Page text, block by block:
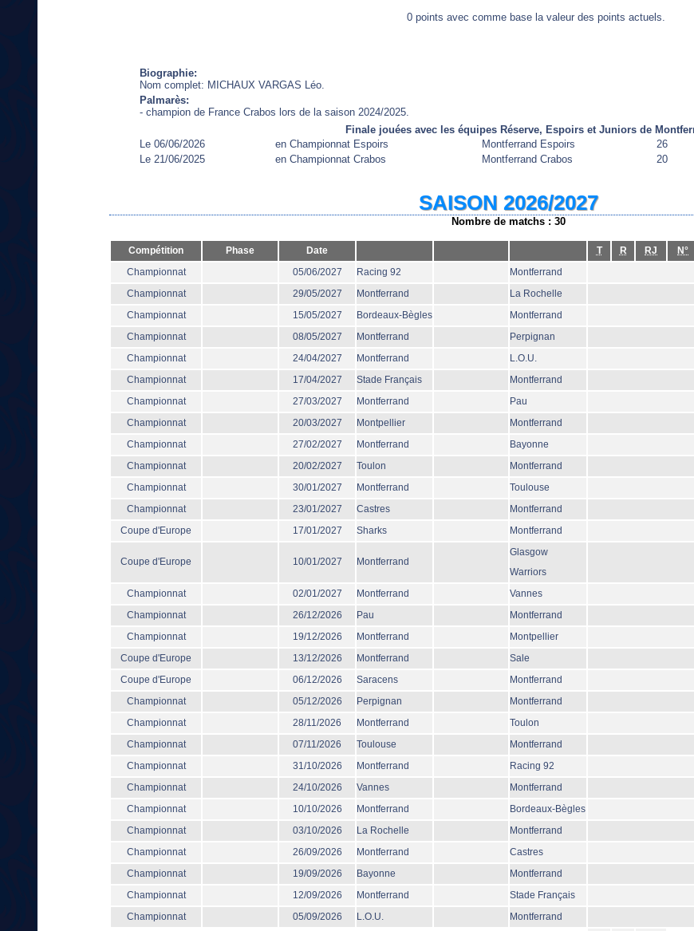
0 points avec comme base la valeur des points actuels.
Biographie:
Nom complet: MICHAUX VARGAS Léo.
Palmarès:
- champion de France Crabos lors de la saison 2024/2025.
Finale jouées avec les équipes Réserve, Espoirs et Juniors de
Le 06/06/2026
en Championnat Espoirs Montferrand Espoirs 26
Le 21/06/2025
en Championnat Crabos Montferrand Crabos 20
SAISON 2026/2027
Nombre de matchs : 30
Compétition Phase Date T R RJ N°
Championnat
05/06/2027 Racing 92
Montferrand
Championnat
29/05/2027 Montferrand
La Rochelle
Championnat
15/05/2027 Bordeaux-Bègles
Montferrand
Championnat
08/05/2027 Montferrand
Perpignan
Championnat
24/04/2027 Montferrand
L.O.U.
Championnat
17/04/2027 Stade Français
Montferrand
Championnat
27/03/2027 Montferrand
Pau
Championnat
20/03/2027 Montpellier
Montferrand
Championnat
27/02/2027 Montferrand
Bayonne
Championnat
20/02/2027 Toulon
Montferrand
Championnat
30/01/2027 Montferrand
Toulouse
Championnat
23/01/2027 Castres
Montferrand
Coupe d'Europe
17/01/2027 Sharks Montferrand
Coupe d'Europe 10/01/2027 Montferrand
Glasgow
Warriors
Championnat
02/01/2027 Montferrand
Vannes
Championnat
26/12/2026 Pau
Montferrand
Championnat
19/12/2026 Montferrand
Montpellier
Coupe d'Europe
13/12/2026 Montferrand
Sale
Coupe d'Europe
06/12/2026 Saracens
Montferrand
Championnat
05/12/2026 Perpignan
Montferrand
Championnat
28/11/2026 Montferrand
Toulon
Championnat
07/11/2026 Toulouse
Montferrand
Championnat
31/10/2026 Montferrand
Racing 92
Championnat
24/10/2026 Vannes
Montferrand
Championnat
10/10/2026 Montferrand
Bordeaux-Bègles
Championnat
03/10/2026 La Rochelle
Montferrand
Championnat
26/09/2026 Montferrand
Castres
Championnat
19/09/2026 Bayonne
Montferrand
Championnat
12/09/2026 Montferrand
Stade Français
Championnat
05/09/2026 L.O.U.
Montferrand